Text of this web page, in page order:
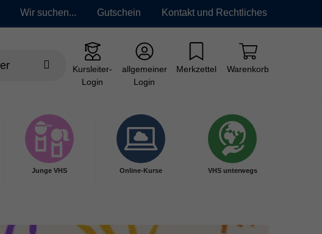
Wir suchen... Gutschein Kontakt und Rechtliches
Kursleiter-
Login
allgemeiner
Login
Merkzettel Warenkorb
Junge VHS Online-Kurse VHS unterwegs